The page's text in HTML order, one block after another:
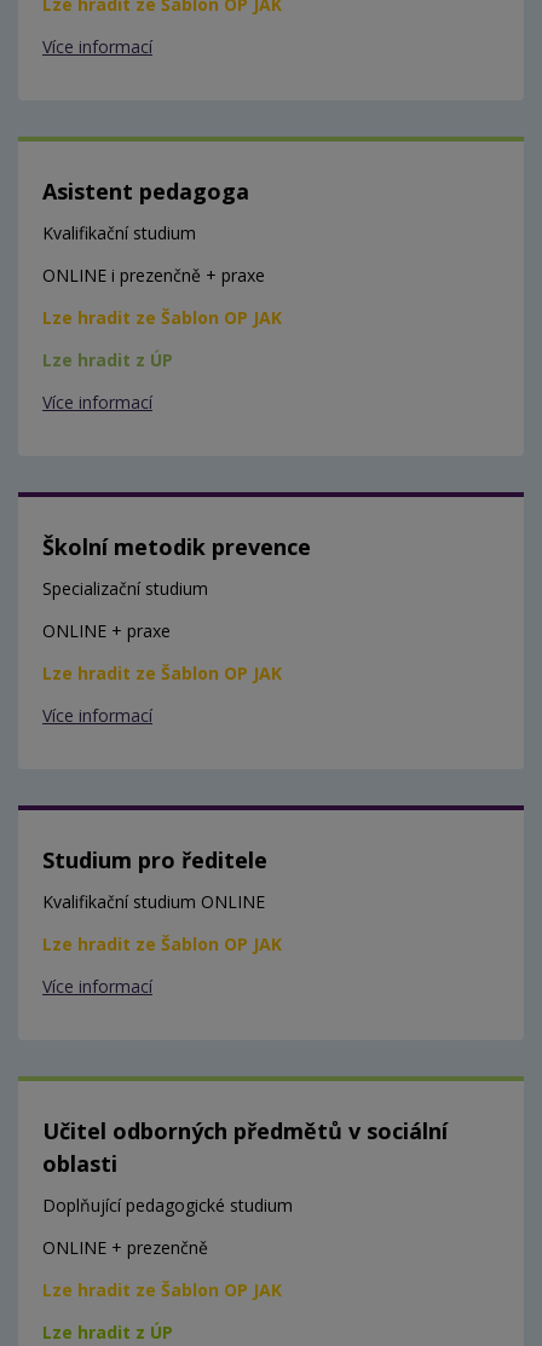
Více informací
Asistent pedagoga
Kvalifikační studium
ONLINE i prezenčně + praxe
Lze hradit ze Šablon OP JAK
Lze hradit z ÚP
Více informací
Školní metodik prevence
Specializační studium
ONLINE + praxe
Lze hradit ze Šablon OP JAK
Více informací
Studium pro ředitele
Kvalifikační studium ONLINE
Lze hradit ze Šablon OP JAK
Více informací
Učitel odborných předmětů v sociální
oblasti
Doplňující pedagogické studium
ONLINE + prezenčně
Lze hradit ze Šablon OP JAK
Lze hradit z ÚP